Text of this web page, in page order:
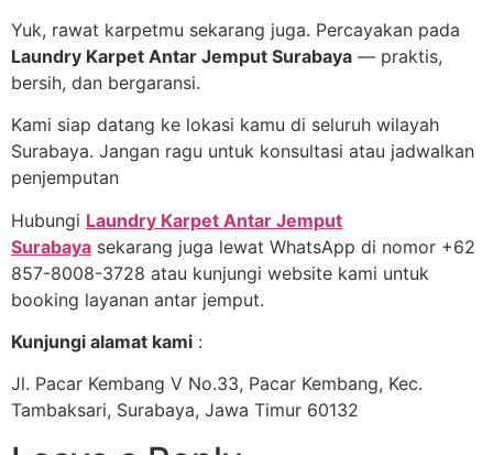
Yuk, rawat karpetmu sekarang juga. Percayakan pada
Laundry Karpet Antar Jemput Surabaya — praktis,
bersih, dan bergaransi.
Kami siap datang ke lokasi kamu di seluruh wilayah
Surabaya. Jangan ragu untuk konsultasi atau jadwalkan
penjemputan
Hubungi Laundry Karpet Antar Jemput
Surabaya sekarang juga lewat WhatsApp di nomor +62
857-8008-3728 atau kunjungi website kami untuk
booking layanan antar jemput.
Kunjungi alamat kami :
Jl. Pacar Kembang V No.33, Pacar Kembang, Kec.
Tambaksari, Surabaya, Jawa Timur 60132